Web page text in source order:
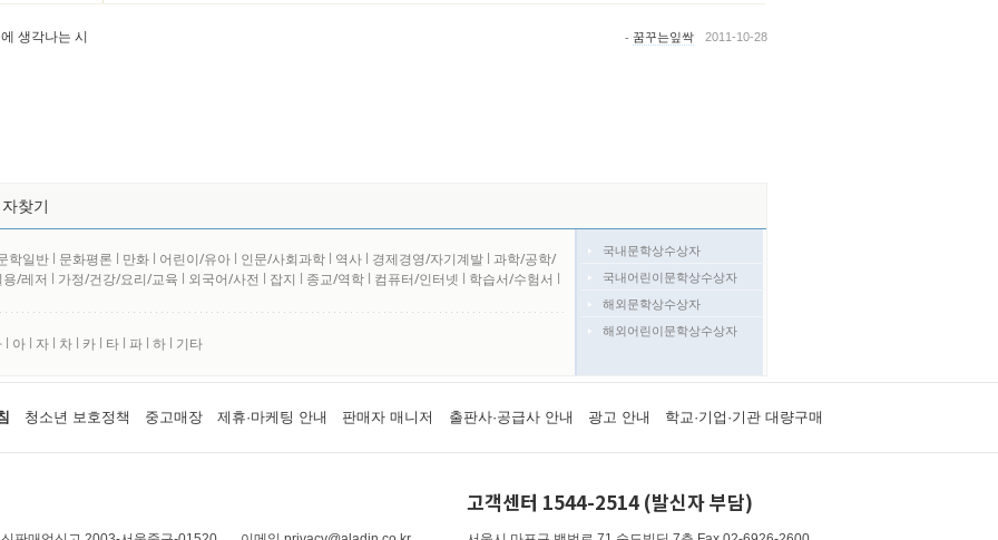
생각나는 시 - 꿈꾸는잎싹 2011-10-28
찾기
학일반 l 문화평론 l 만화 l 어린이/유아 l 인문/사회과학 l 역사 l 경제경영/자기계발 l 과학/공학/
/레저 l 가정/건강/요리/교육 l 외국어/사전 l 잡지 l 종교/역학 l 컴퓨터/인터넷 l 학습서/수험서 l
l 아 l 자 l 차 l 카 l 타 l 파 l 하 l 기타
국내문학상수상자
국내어린이문학상수상자
해외문학상수상자
해외어린이문학상수상자
청소년 보호정책 중고매장 제휴·마케팅 안내 판매자 매니저 출판사·공급사 안내 광고 안내 학교·기업·기관 대량구매
고객센터 1544-2514 (발신자 부담)